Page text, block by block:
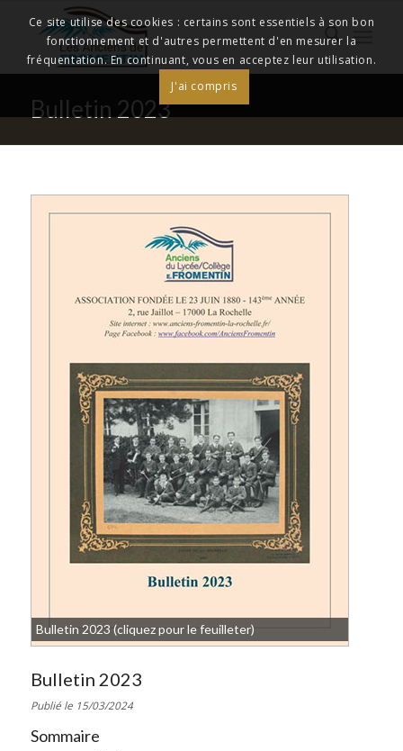
Bulletin 2023
Bulletin 2023 (cliquez pour le feuilleter)
Bulletin 2023
Publié le 15/03/2024
Sommaire
Ce site utilise des cookies : certains sont essentiels à son bon
fonctionnement et d'autres permettent d'en mesurer la
fréquentation. En continuant, vous en acceptez leur utilisation.
J'ai compris